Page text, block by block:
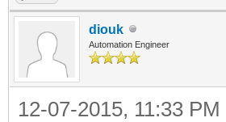
diouk
Automation Engineer
12-07-2015, 11:33 PM